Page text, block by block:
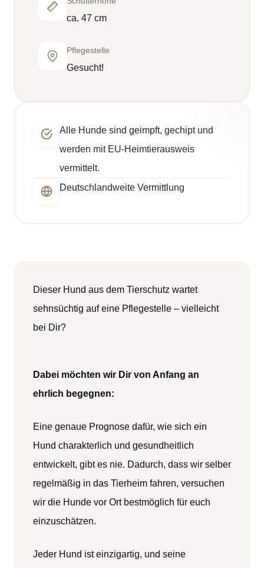
ca. 47 cm
Pflegestelle
Gesucht!
Alle Hunde sind geimpft, gechipt und
werden mit EU-Heimtierausweis
vermittelt.
Deutschlandweite Vermittlung
Dieser Hund aus dem Tierschutz wartet
sehnsüchtig auf eine Pflegestelle – vielleicht
bei Dir?
Dabei möchten wir Dir von Anfang an
ehrlich begegnen:
Eine genaue Prognose dafür, wie sich ein
Hund charakterlich und gesundheitlich
entwickelt, gibt es nie. Dadurch, dass wir selber
regelmäßig in das Tierheim fahren, versuchen
wir die Hunde vor Ort bestmöglich für euch
einzuschätzen.
Jeder Hund ist einzigartig, und seine